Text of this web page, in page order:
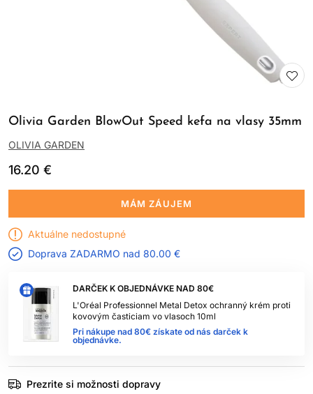
Olivia Garden BlowOut Speed kefa na vlasy 35mm
OLIVIA GARDEN
16.20 €
DARČEK K OBJEDNÁVKE NAD 80€
L'Oréal Professionnel Metal Detox ochranný krém proti
kovovým časticiam vo vlasoch 10ml
Pri nákupe nad 80€ získate od nás darček k
objednávke.
MÁM ZÁUJEM
Aktuálne nedostupné
Doprava ZADARMO nad 80.00 €
Prezrite si možnosti dopravy